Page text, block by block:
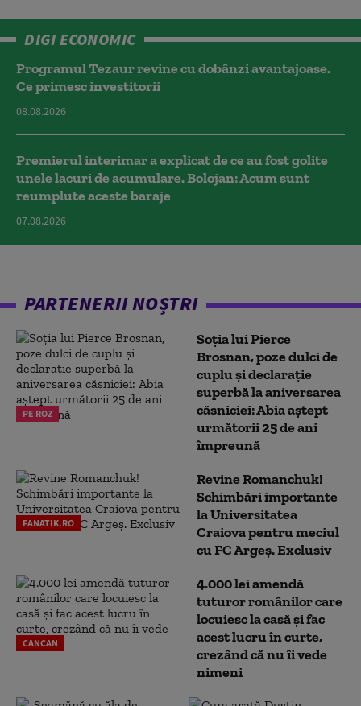
DIGI ECONOMIC
Programul Tezaur revine cu dobânzi avantajoase.
Ce primesc investitorii
08.08.2026
Premierul interimar a explicat de ce au fost golite
unele lacuri de acumulare. Bolojan: Acum sunt
reumplute aceste baraje
07.08.2026
PARTENERII NOȘTRI
PE ROZ
Soția lui Pierce
Brosnan, poze dulci de
cuplu și declarație
superbă la aniversarea
căsniciei: Abia aștept
următorii 25 de ani
împreună
FANATIK.RO
Revine Romanchuk!
Schimbări importante
la Universitatea
Craiova pentru meciul
cu FC Argeş. Exclusiv
CANCAN
4.000 lei amendă
tuturor românilor care
locuiesc la casă și fac
acest lucru în curte,
crezând că nu îi vede
nimeni